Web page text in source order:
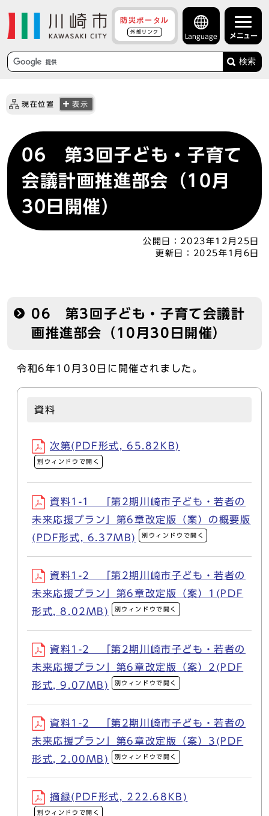
防災ポータル
外部リンク
Language メニュー
検索
現在位置 表示
06 第3回子ども・子育て
会議計画推進部会（10月
30日開催）
公開日： 2023年12月25日
更新日：
2025年1月6日
06 第3回子ども・子育て会議計
画推進部会（10月30日開催）
令和6年10月30日に開催されました。
資料
次第(PDF形式, 65.82KB)
別ウィンドウで開く
資料1-1 「第2期川崎市子ども・若者の
未来応援プラン」第6章改定版（案）の概要版
(PDF形式, 6.37MB)
別ウィンドウで開く
資料1-2 「第2期川崎市子ども・若者の
未来応援プラン」第6章改定版（案）1(PDF
形式, 8.02MB)
別ウィンドウで開く
資料1-2 「第2期川崎市子ども・若者の
未来応援プラン」第6章改定版（案）2(PDF
形式, 9.07MB)
別ウィンドウで開く
資料1-2 「第2期川崎市子ども・若者の
未来応援プラン」第6章改定版（案）3(PDF
形式, 2.00MB)
別ウィンドウで開く
摘録(PDF形式, 222.68KB)
別ウィンドウで開く